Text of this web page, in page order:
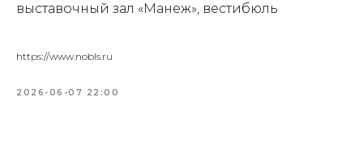
выставочный зал «Манеж», вестибюль
https://www.nobls.ru
2026-06-07 22:00